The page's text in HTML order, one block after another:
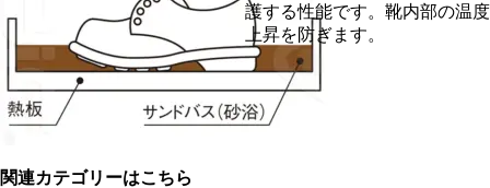
護する性能です。靴内部の温度
上昇を防ぎます。
関連カテゴリーはこちら